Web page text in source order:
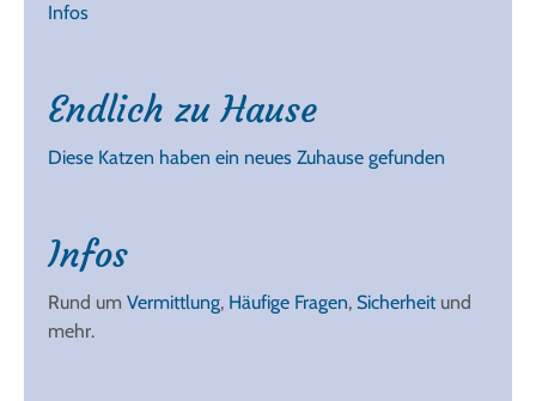
Infos
Endlich zu Hause
Diese Katzen haben ein neues Zuhause gefunden
Infos
Rund um Vermittlung, Häufige Fragen, Sicherheitund
mehr.